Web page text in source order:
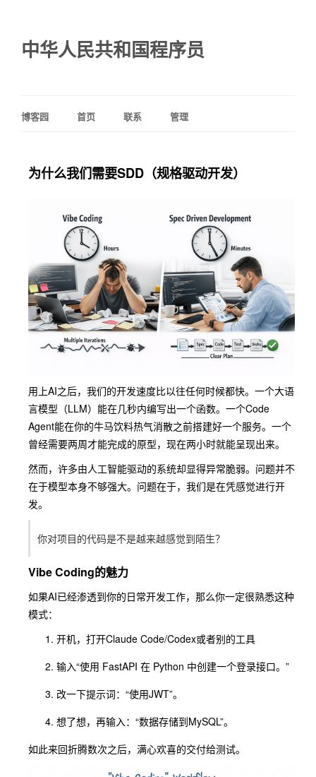
中华人民共和国程序员
博客园 首页 联系 管理
为什么我们需要SDD（规格驱动开发）
用上AI之后，我们的开发速度比以往任何时候都快。一个大语
言模型（LLM）能在几秒内编写出一个函数。一个Code
Agent能在你的牛马饮料热气消散之前搭建好一个服务。一个
曾经需要两周才能完成的原型，现在两小时就能呈现出来。
然而，许多由人工智能驱动的系统却显得异常脆弱。问题并不
在于模型本身不够强大。问题在于，我们是在凭感觉进行开
发。
你对项目的代码是不是越来越感觉到陌生？
Vibe Coding的魅力
如果AI已经渗透到你的日常开发工作，那么你一定很熟悉这种
模式：
开机，打开Claude Code/Codex或者别的工具
输入“使用 FastAPI 在 Python 中创建一个登录接口。”
改一下提示词：“使用JWT”。
想了想，再输入：“数据存储到MySQL”。
如此来回折腾数次之后，满心欢喜的交付给测试。